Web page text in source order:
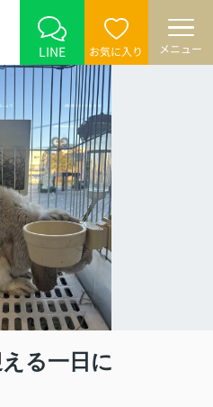
LINE お気に入り メニュー
る一日に